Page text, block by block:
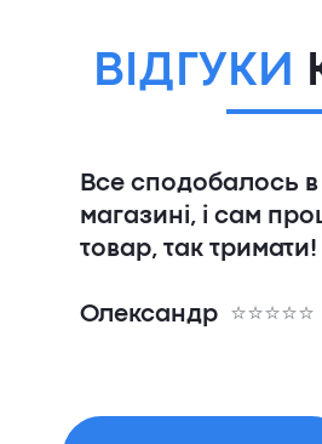
ВІДГУКИ
Все сподобалось в
магазині, і сам
товар, так тримати!
Олександр